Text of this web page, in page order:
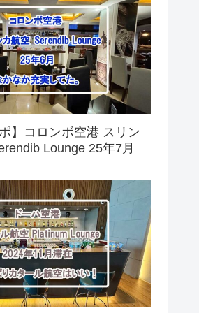
】コロンボ空港 スリン
Lounge 25年7月